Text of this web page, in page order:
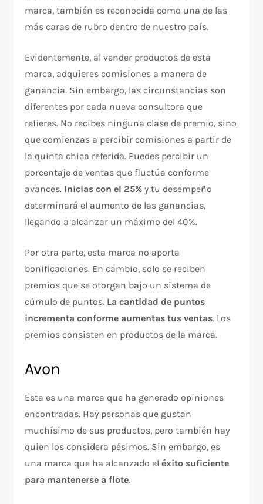
marca, también es reconocida como una de las
más caras de rubro dentro de nuestro país.
Evidentemente, al vender productos de esta
marca, adquieres comisiones a manera de
ganancia. Sin embargo, las circunstancias son
diferentes por cada nueva consultora que
refieres. No recibes ninguna clase de premio, sino
que comienzas a percibir comisiones a partir de
la quinta chica referida. Puedes percibir un
porcentaje de ventas que fluctúa conforme
avances. Inicias con el 25% y tu desempeño
determinará el aumento de las ganancias,
llegando a alcanzar un máximo del 40%.
Por otra parte, esta marca no aporta
bonificaciones. En cambio, solo se reciben
premios que se otorgan bajo un sistema de
cúmulo de puntos. La cantidad de puntos
incrementa conforme aumentas tus ventas. Los
premios consisten en productos de la marca.
Avon
Esta es una marca que ha generado opiniones
encontradas. Hay personas que gustan
muchísimo de sus productos, pero también hay
quien los considera pésimos. Sin embargo, es
una marca que ha alcanzado eléxito suficiente
para mantenerse a flote.